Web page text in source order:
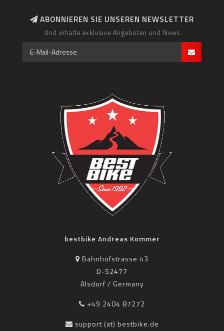
ABONNIEREN SIE UNSEREN NEWSLETTER
Und erhalte exklusive Angeboten und News
bestbike Andreas Kommer
Bahnhofstrasse 43
D-52477
Alsdorf / Germany
+49 2404 87272
support (at) bestbike.de